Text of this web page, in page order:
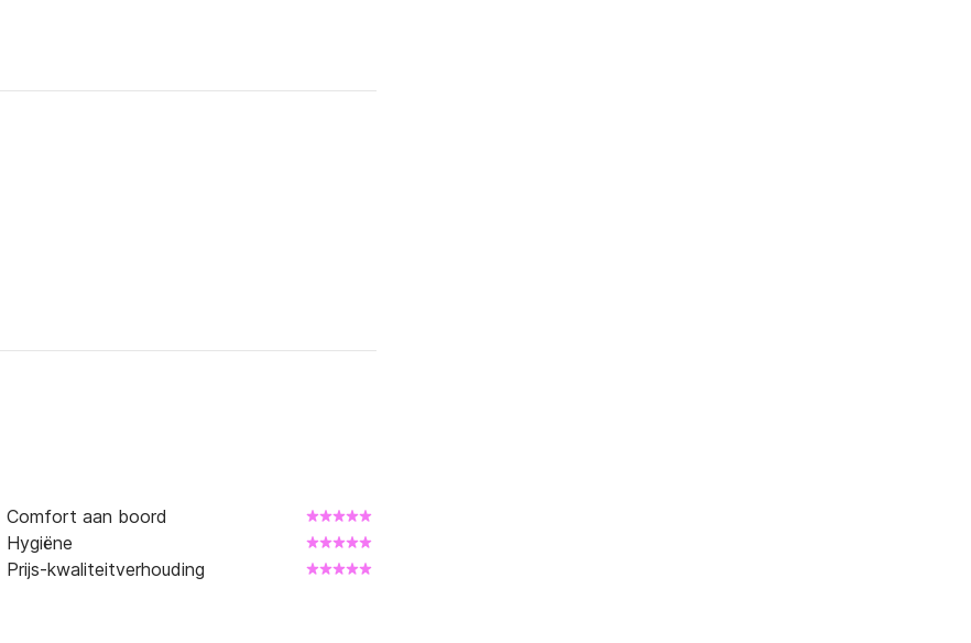
Comfort aan boord
Hygiëne
Prijs-kwaliteitverhouding